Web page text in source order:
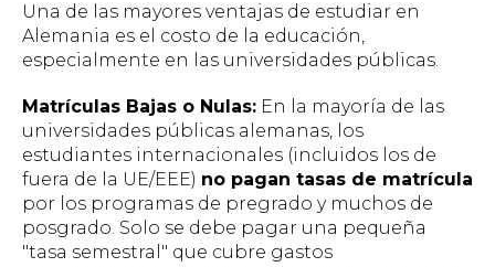
Una de las mayores ventajas de estudiar en
Alemania es el costo de la educación,
especialmente en las universidades públicas.
Matrículas Bajas o Nulas: En la mayoría de las
universidades públicas alemanas, los
estudiantes internacionales (incluidos los de
fuera de la UE/EEE) no pagan tasas de matrícula
por los programas de pregrado y muchos de
posgrado. Solo se debe pagar una pequeña
"tasa semestral" que cubre gastos